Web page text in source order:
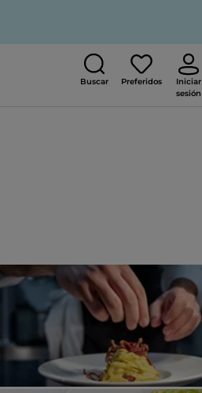
Buscar Preferidos
Iniciar
sesión